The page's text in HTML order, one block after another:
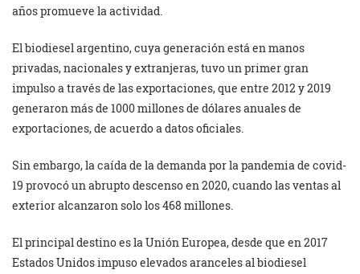
años promueve la actividad.
El biodiesel argentino, cuya generación está en manos
privadas, nacionales y extranjeras, tuvo un primer gran
impulso a través de las exportaciones, que entre 2012 y 2019
generaron más de 1000 millones de dólares anuales de
exportaciones, de acuerdo a datos oficiales.
Sin embargo, la caída de la demanda por la pandemia de covid-
19 provocó un abrupto descenso en 2020, cuando las ventas al
exterior alcanzaron solo los 468 millones.
El principal destino es la Unión Europea, desde que en 2017
Estados Unidos impuso elevados aranceles al biodiesel